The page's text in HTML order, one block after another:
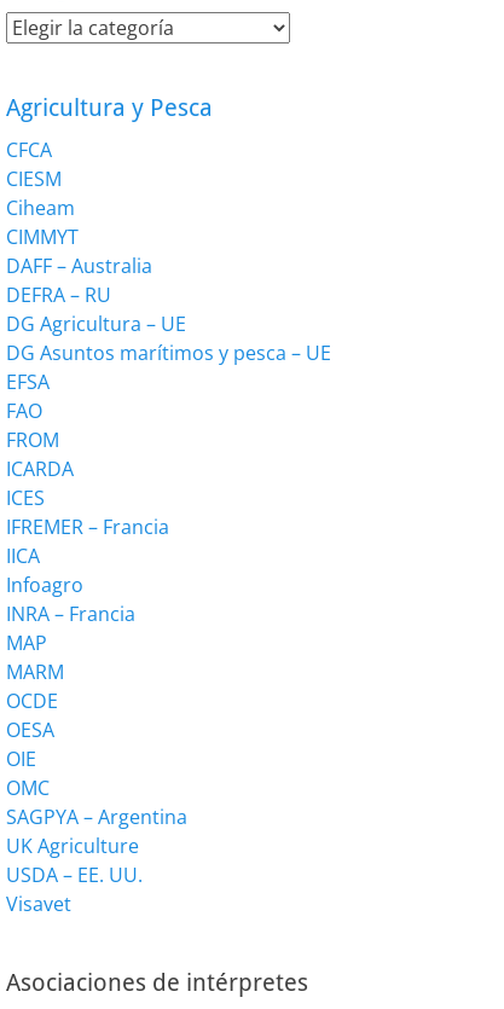
Categorías
Agricultura y Pesca
CFCA
CIESM
Ciheam
CIMMYT
DAFF – Australia
DEFRA – RU
DG Agricultura – UE
DG Asuntos marítimos y pesca – UE
EFSA
FAO
FROM
ICARDA
ICES
IFREMER – Francia
IICA
Infoagro
INRA – Francia
MAP
MARM
OCDE
OESA
OIE
OMC
SAGPYA – Argentina
UK Agriculture
USDA – EE. UU.
Visavet
Asociaciones de intérpretes